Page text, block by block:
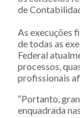
de
As execuções
de todas as
Federal
processos,
profissionais
“Portanto,
enquadrada